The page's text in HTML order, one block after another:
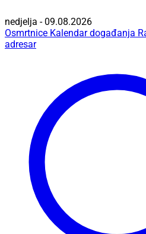
nedjelja - 09.08.2026
Osmrtnice Kalendar događanja
adresar